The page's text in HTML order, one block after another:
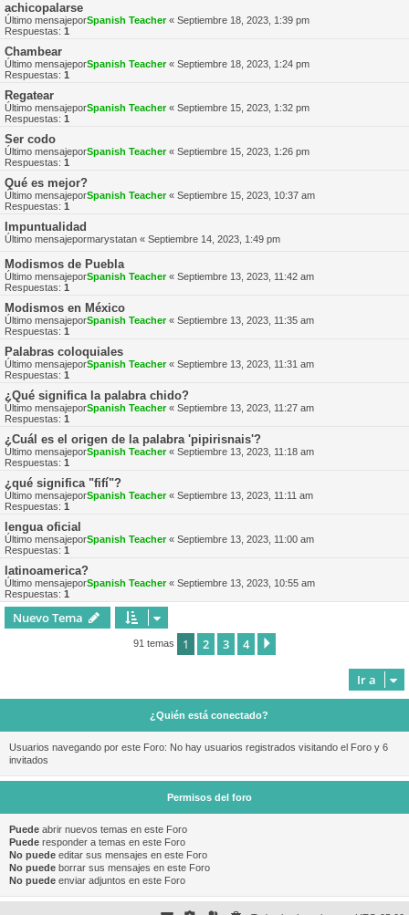
achicopalarse
Último mensajeporSpanish Teacher« Septiembre 18, 2023, 1:39 pm
Respuestas: 1
Chambear
Último mensajeporSpanish Teacher« Septiembre 18, 2023, 1:24 pm
Respuestas: 1
Regatear
Último mensajeporSpanish Teacher« Septiembre 15, 2023, 1:32 pm
Respuestas: 1
Ser codo
Último mensajeporSpanish Teacher« Septiembre 15, 2023, 1:26 pm
Respuestas: 1
Qué es mejor?
Último mensajeporSpanish Teacher« Septiembre 15, 2023, 10:37 am
Respuestas: 1
Impuntualidad
Último mensajepormarystatan « Septiembre 14, 2023, 1:49 pm
Modismos de Puebla
Último mensajeporSpanish Teacher« Septiembre 13, 2023, 11:42 am
Respuestas: 1
Modismos en México
Último mensajeporSpanish Teacher« Septiembre 13, 2023, 11:35 am
Respuestas: 1
Palabras coloquiales
Último mensajeporSpanish Teacher« Septiembre 13, 2023, 11:31 am
Respuestas: 1
¿Qué significa la palabra chido?
Último mensajeporSpanish Teacher« Septiembre 13, 2023, 11:27 am
Respuestas: 1
¿Cuál es el origen de la palabra 'pipirisnais'?
Último mensajeporSpanish Teacher« Septiembre 13, 2023, 11:18 am
Respuestas: 1
¿qué significa "fifí"?
Último mensajeporSpanish Teacher« Septiembre 13, 2023, 11:11 am
Respuestas: 1
lengua oficial
Último mensajeporSpanish Teacher« Septiembre 13, 2023, 11:00 am
Respuestas: 1
latinoamerica?
Último mensajeporSpanish Teacher« Septiembre 13, 2023, 10:55 am
Respuestas: 1
Nuevo Tema
91 temas 1 2 3 4
Ir a
¿Quién está conectado?
Usuarios navegando por este Foro: No hay usuarios registrados visitando el Foro y 6
invitados
Permisos del foro
Puede abrir nuevos temas en este Foro
Puede responder a temas en este Foro
No puede editar sus mensajes en este Foro
No puede borrar sus mensajes en este Foro
No puede enviar adjuntos en este Foro